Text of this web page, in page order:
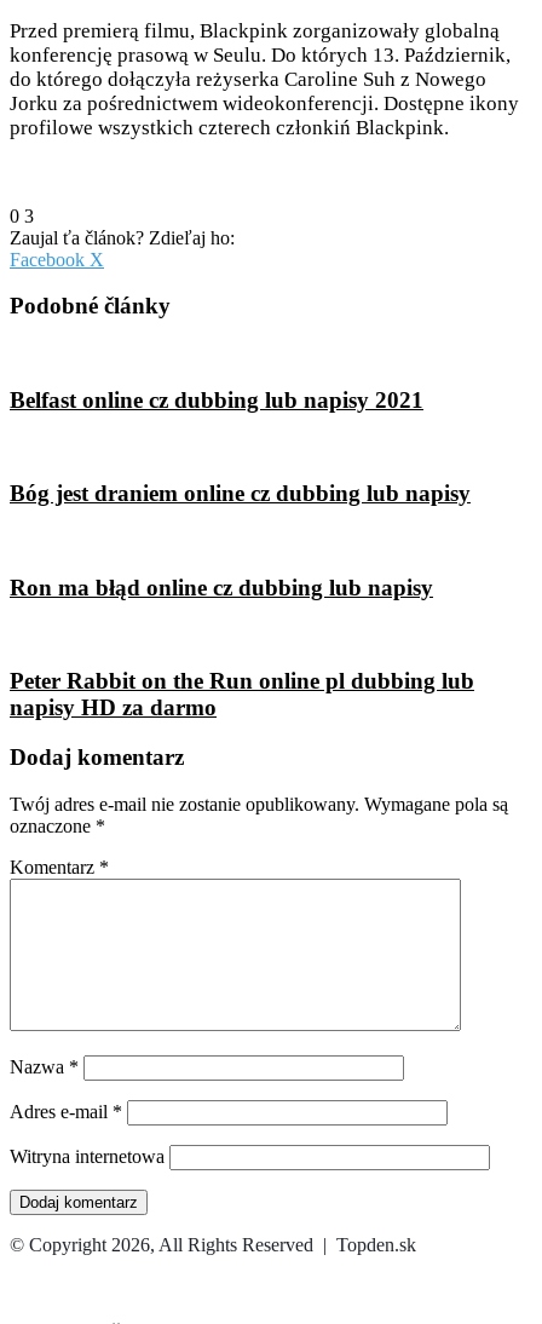
Przed premierą filmu, Blackpink zorganizowały globalną
konferencję prasową w Seulu. Do których 13. Październik,
do którego dołączyła reżyserka Caroline Suh z Nowego
Jorku za pośrednictwem wideokonferencji. Dostępne ikony
profilowe wszystkich czterech członkiń Blackpink.
0 3
Zaujal ťa článok? Zdieľaj ho:
Facebook X
Email
Podobné články
Belfast online cz dubbing lub napisy 2021
Bóg jest draniem online cz dubbing lub napisy
Ron ma błąd online cz dubbing lub napisy
Peter Rabbit on the Run online pl dubbing lub
napisy HD za darmo
Dodaj komentarz
Twój adres e-mail nie zostanie opublikowany. Wymagane pola są
oznaczone *
Komentarz *
Nazwa *
Adres e-mail *
Witryna internetowa
© Copyright 2026, All Rights Reserved | Topden.sk